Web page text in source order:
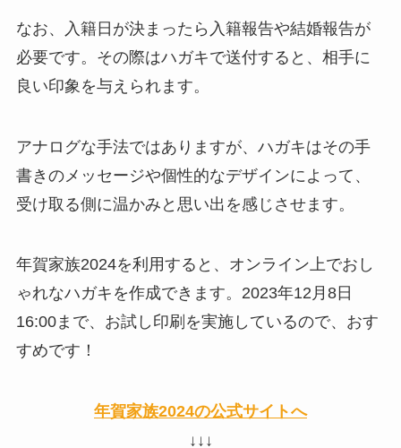
なお、入籍日が決まったら入籍報告や結婚報告が
必要です。その際はハガキで送付すると、相手に
良い印象を与えられます。
アナログな手法ではありますが、ハガキはその手
書きのメッセージや個性的なデザインによって、
受け取る側に温かみと思い出を感じさせます。
年賀家族2024を利用すると、オンライン上でおし
ゃれなハガキを作成できます。2023年12月8日
16:00まで、お試し印刷を実施しているので、おす
すめです！
年賀家族2024の公式サイトへ
↓↓↓